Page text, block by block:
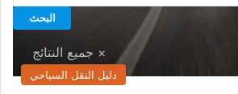
دليل النقل السياحي